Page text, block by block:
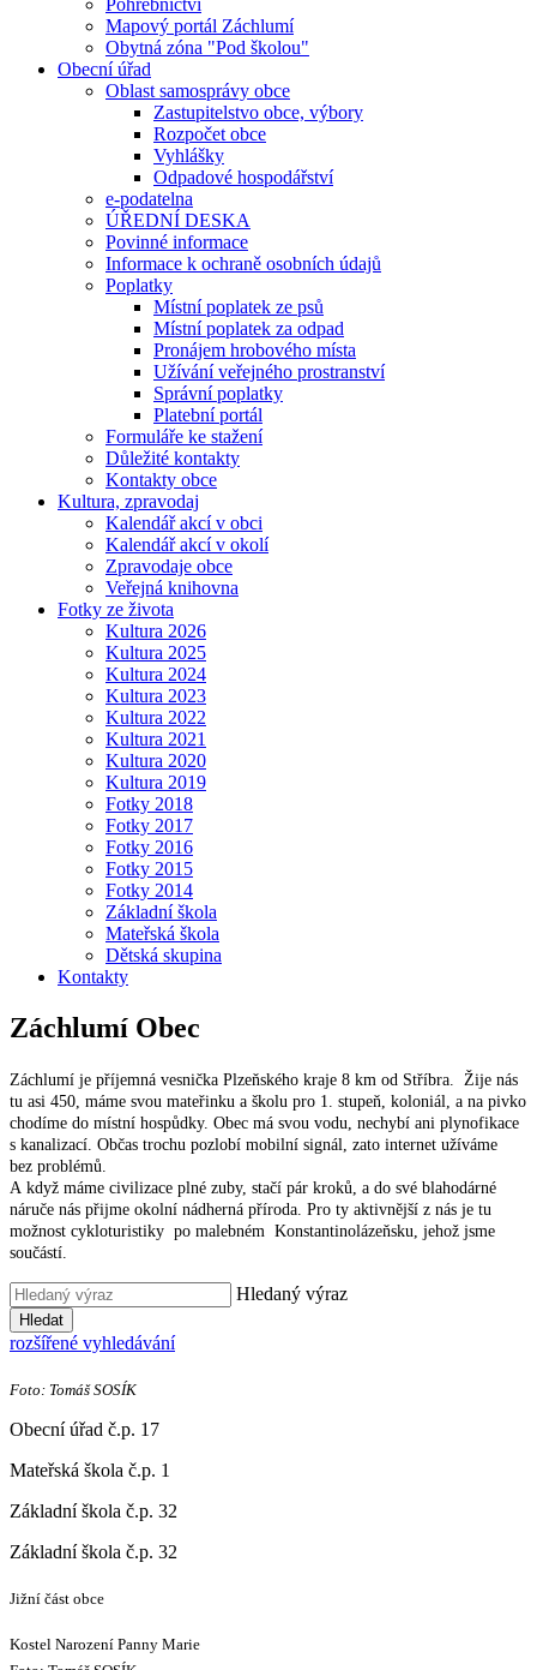
Pohřebnictví
Mapový portál Záchlumí
Obytná zóna "Pod školou"
Obecní úřad
Oblast samosprávy obce
Zastupitelstvo obce, výbory
Rozpočet obce
Vyhlášky
Odpadové hospodářství
e-podatelna
ÚŘEDNÍ DESKA
Povinné informace
Informace k ochraně osobních údajů
Poplatky
Místní poplatek ze psů
Místní poplatek za odpad
Pronájem hrobového místa
Užívání veřejného prostranství
Správní poplatky
Platební portál
Formuláře ke stažení
Důležité kontakty
Kontakty obce
Kultura, zpravodaj
Kalendář akcí v obci
Kalendář akcí v okolí
Zpravodaje obce
Veřejná knihovna
Fotky ze života
Kultura 2026
Kultura 2025
Kultura 2024
Kultura 2023
Kultura 2022
Kultura 2021
Kultura 2020
Kultura 2019
Fotky 2018
Fotky 2017
Fotky 2016
Fotky 2015
Fotky 2014
Základní škola
Mateřská škola
Dětská skupina
Kontakty
Záchlumí Obec
Záchlumí je příjemná vesnička Plzeňského kraje 8 km od Stříbra. Žije nás
tu asi 450, máme svou mateřinku a školu pro 1. stupeň, koloniál, a na pivko
chodíme do místní hospůdky. Obec má svou vodu, nechybí ani plynofikace
s kanalizací. Občas trochu pozlobí mobilní signál, zato internet užíváme
bez problémů.
A když máme civilizace plné zuby, stačí pár kroků, a do své blahodárné
náruče nás přijme okolní nádherná příroda. Pro ty aktivnější z nás je tu
možnost cykloturistiky po malebném Konstantinolázeňsku, jehož jsme
součástí.
Hledaný výraz
Hledat
rozšířené vyhledávání
Foto: Tomáš SOSÍK
Obecní úřad č.p. 17
Mateřská škola č.p. 1
Základní škola č.p. 32
Základní škola č.p. 32
Jižní část obce
Kostel Narození Panny Marie